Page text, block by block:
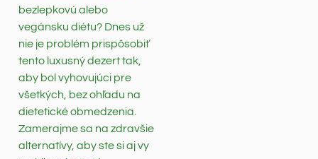
bezlepkovú alebo
vegánsku diétu? Dnes už
nie je problém prispôsobiť
tento luxusný dezert tak,
aby bol vyhovujúci pre
všetkých, bez ohľadu na
dietetické obmedzenia.
Zamerajme sa na zdravšie
alternatívy, aby ste si aj vy